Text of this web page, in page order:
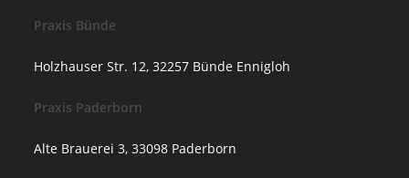
Praxis Bünde
Holzhauser Str. 12, 32257 Bünde Ennigloh
Praxis Paderborn
Alte Brauerei 3, 33098 Paderborn